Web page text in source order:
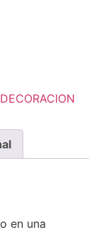
DECORACION
en una